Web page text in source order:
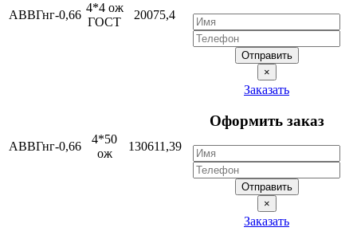
АВВГнг-0,66
4*4 ож
ГОСТ
20075,4
Отправить
×
АВВГнг-0,66
4*50
ож
130611,39
Заказать
Оформить заказ
Отправить
×
Заказать